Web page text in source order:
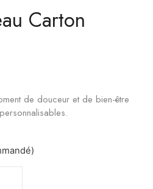
Carton
de douceur et de bien-être